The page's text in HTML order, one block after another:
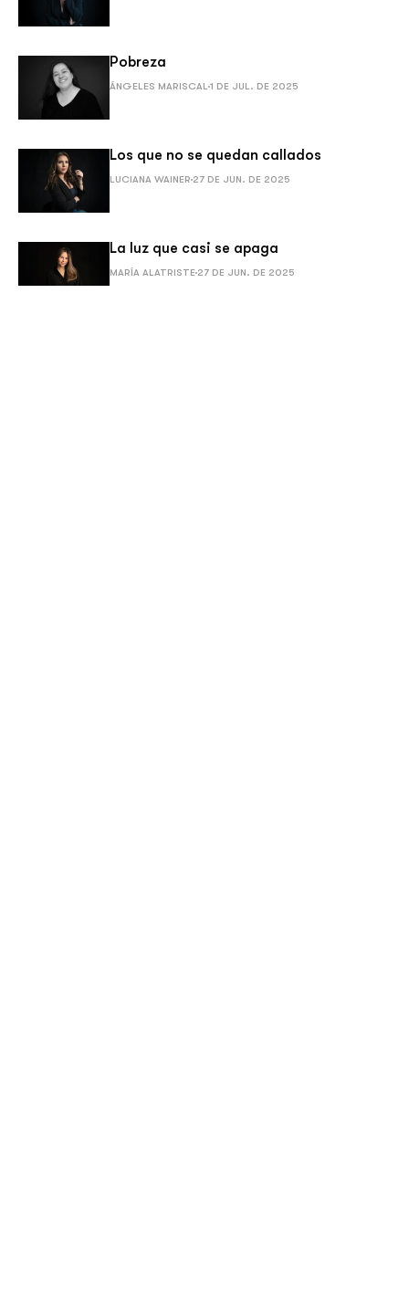
Pobreza
ÁNGELES MARISCAL 1 DE JUL. DE 2025
Los que no se quedan callados
LUCIANA WAINER 27 DE JUN. DE 2025
La luz que casi se apaga
MARÍA ALATRISTE 27 DE JUN. DE 2025